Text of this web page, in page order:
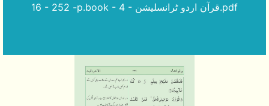
16 - 252 -p.book - 4 - قرآن اردو ٹرانسلیشن.pdf